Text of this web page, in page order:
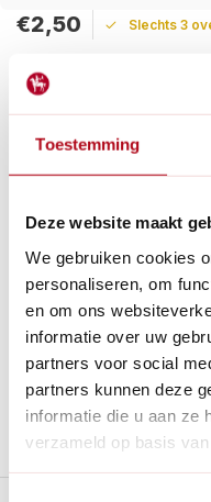
Toestemming
Deze website maakt
We gebruiken cookies
personaliseren, om
en om ons
informatie over uw
partners voor social
partners kunnen deze
informatie die u aan ze
verzameld op basis
€2,50 Slechts 3
Maak een keuze:
Lees meer
Betaal achteraf met
Gratis verzenden
14dagen bedenktijd
Al28 jaarde
Nieuw:Haal je
Stel een vraag over